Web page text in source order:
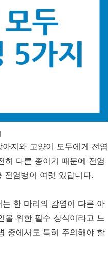
지와 고양이 모두에게 전염
히 다른 종이기 때문에 전염
전염병이 여럿 있답니다.
한 마리의 감염이 다른 아
을 위한 필수 상식이라고 느
중에서도 특히 주의해야 할